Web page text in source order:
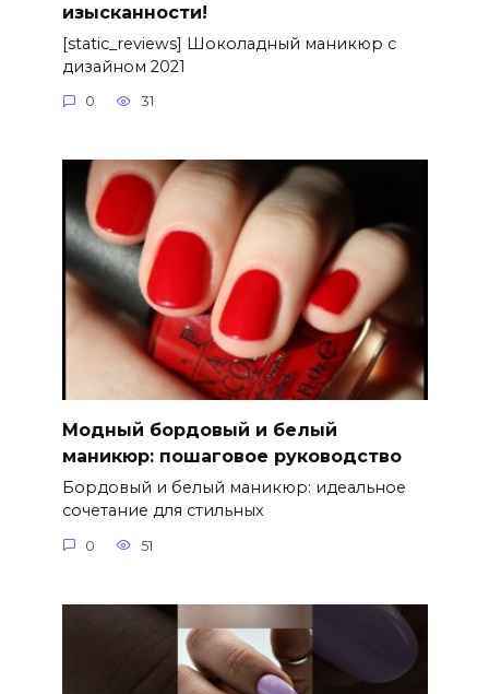
изысканности!
[static_reviews] Шоколадный маникюр с
дизайном 2021
0 31
Модный бордовый и белый
маникюр: пошаговое руководство
Бордовый и белый маникюр: идеальное
сочетание для стильных
0 51